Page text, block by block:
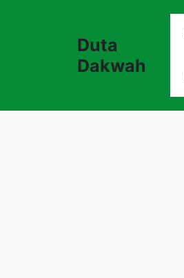
Duta
Dakwah